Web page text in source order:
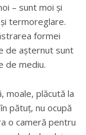
– sunt moi și
termoreglare.
formei
de așternut sunt
de mediu.
moale, plăcută la
pătuț, nu ocupă
o cameră pentru